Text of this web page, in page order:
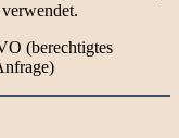
(berechtigtes